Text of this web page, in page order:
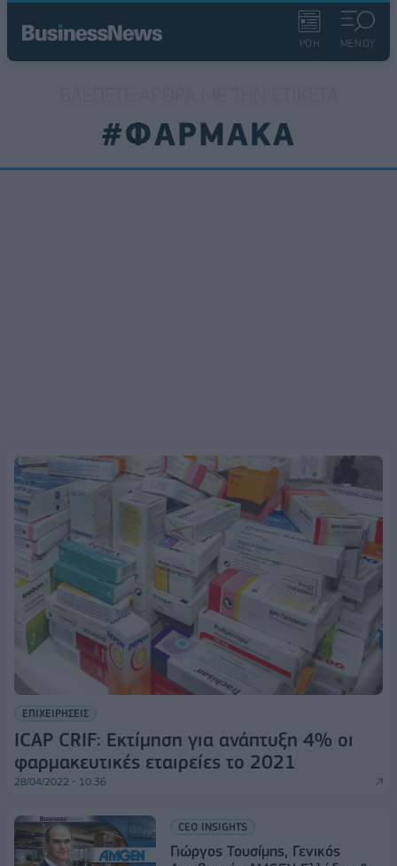
ΡΟΗ ΜΕΝΟΥ
#ΦΑΡΜΑΚΑ
ΕΠΙΧΕΙΡΗΣΕΙΣ
ICAP CRIF: Εκτίμηση για ανάπτυξη 4% οι
φαρμακευτικές εταιρείες το 2021
28/04/2022 - 10:36
CEO INSIGHTS
Γιώργος Τουσίμης, Γενικός